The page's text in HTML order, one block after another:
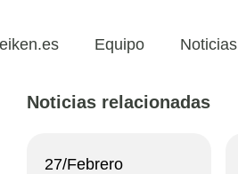
Equipo Noticias
Noticias relacionadas
27/Febrero